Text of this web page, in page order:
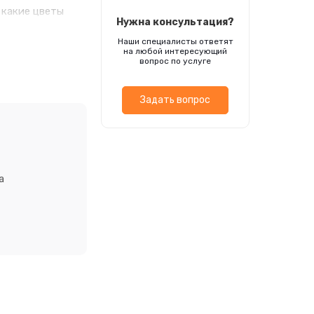
цветы
что
до
Нужна консультация?
Наши специалисты ответят
на любой интересующий
вопрос по услуге
Задать вопрос